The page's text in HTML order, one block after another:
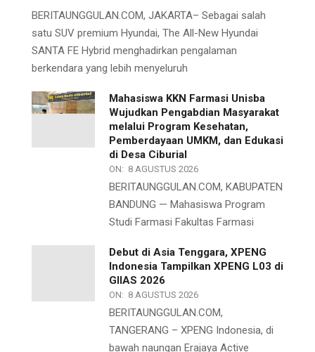
BERITAUNGGULAN.COM, JAKARTA– Sebagai salah
satu SUV premium Hyundai, The All-New Hyundai
SANTA FE Hybrid menghadirkan pengalaman
berkendara yang lebih menyeluruh
Mahasiswa KKN Farmasi Unisba
Wujudkan Pengabdian Masyarakat
melalui Program Kesehatan,
Pemberdayaan UMKM, dan Edukasi
di Desa Ciburial
ON: 8 AGUSTUS 2026
BERITAUNGGULAN.COM, KABUPATEN
BANDUNG — Mahasiswa Program
Studi Farmasi Fakultas Farmasi
Debut di Asia Tenggara, XPENG
Indonesia Tampilkan XPENG L03 di
GIIAS 2026
ON: 8 AGUSTUS 2026
BERITAUNGGULAN.COM,
TANGERANG – XPENG Indonesia, di
bawah naungan Erajaya Active